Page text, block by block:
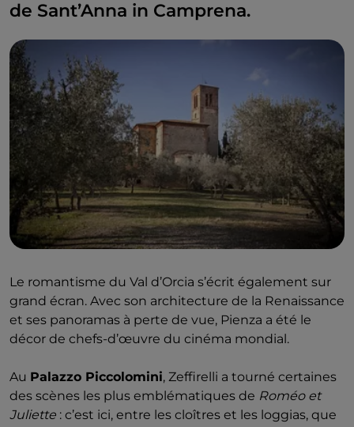
de Sant’Anna in Camprena.
Le romantisme du Val d’Orcia s’écrit également sur
grand écran. Avec son architecture de la Renaissance
et ses panoramas à perte de vue, Pienza a été le
décor de chefs-d’œuvre du cinéma mondial.
Au Palazzo Piccolomini, Zeffirelli a tourné certaines
des scènes les plus emblématiques de Roméo et
Juliette : c’est ici, entre les cloîtres et les loggias, que